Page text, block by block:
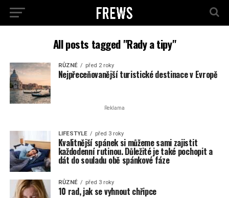
All posts tagged "Rady a tipy"
RŮZNÉ před 2 roky
Nejpřeceňovanější turistické destinace v Evropě
Reklama
LIFESTYLE před 3 roky
Kvalitnější spánek si můžeme sami zajistit
každodenní rutinou. Důležité je také pochopit a
dát do souladu obě spánkové fáze
RŮZNÉ před 3 roky
10 rad, jak se vyhnout chřipce